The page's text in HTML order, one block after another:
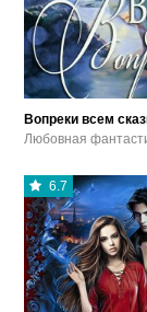
Вопреки всем
Любовная
6.7